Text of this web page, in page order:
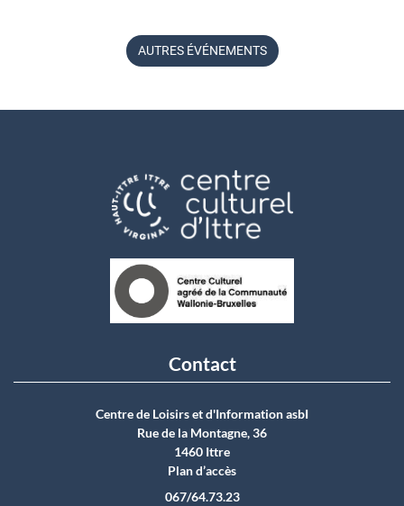
AUTRES ÉVÉNEMENTS
Contact
Centre de Loisirs et d'Information asbI
Rue de la Montagne, 36
1460 Ittre
Plan d’accès
067/64.73.23